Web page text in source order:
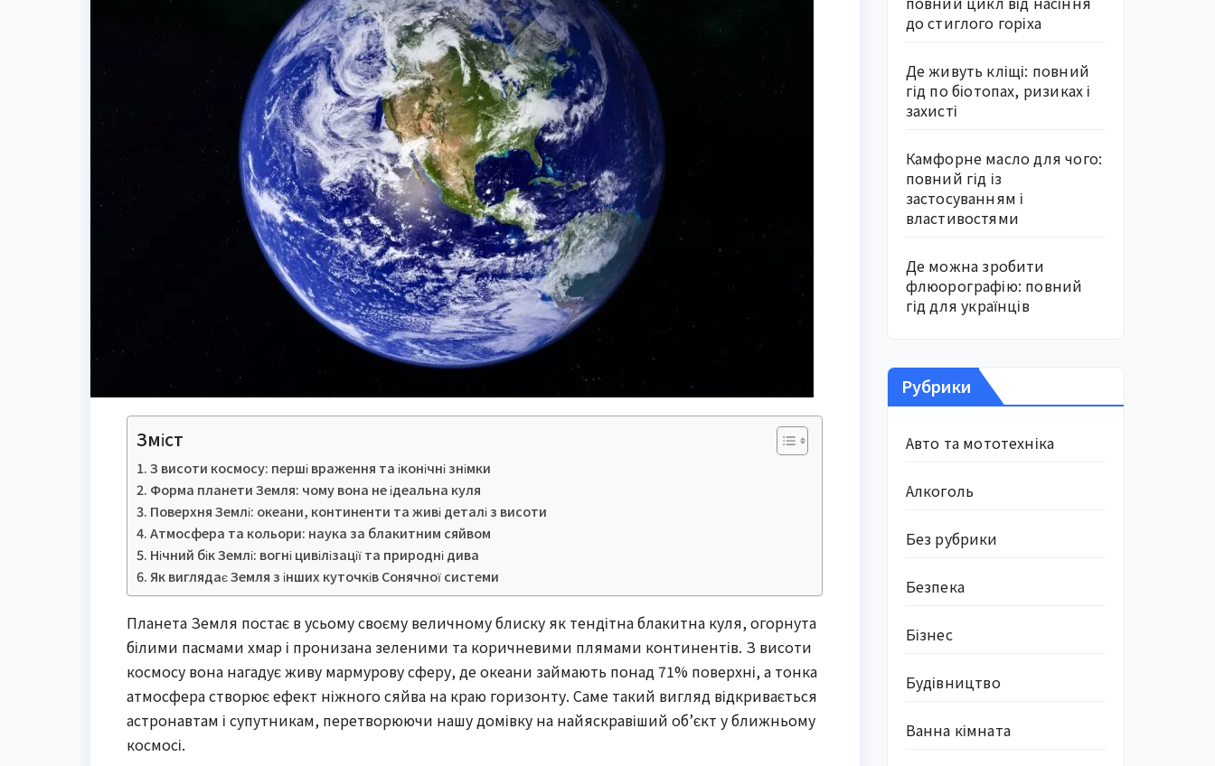
Зміст
З висоти космосу: перші враження та іконічні знімки
Форма планети Земля: чому вона не ідеальна куля
Поверхня Землі: океани, континенти та живі деталі з висоти
Атмосфера та кольори: наука за блакитним сяйвом
Нічний бік Землі: вогні цивілізації та природні дива
Як виглядає Земля з інших куточків Сонячної системи
Планета Земля постає в усьому своєму величному блиску як тендітна блакитна куля, огорнута
білими пасмами хмар і пронизана зеленими та коричневими плямами континентів. З висоти
космосу вона нагадує живу мармурову сферу, де океани займають понад 71% поверхні, а тонка
атмосфера створює ефект ніжного сяйва на краю горизонту. Саме такий вигляд відкривається
астронавтам і супутникам, перетворюючи нашу домівку на найяскравіший об’єкт у ближньому
космосі.
до стиглого горіха
Де живуть кліщі: повний
гід по біотопах, ризиках і
захисті
Камфорне масло для чого:
повний гід із
застосуванням і
властивостями
Де можна зробити
флюорографію: повний
гід для українців
Рубрики
Авто та мототехніка
Алкоголь
Без рубрики
Безпека
Бізнес
Будівництво
Ванна кімната